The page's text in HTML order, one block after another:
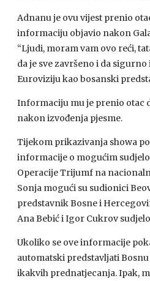
Adnanu je ovu vijest prenio
informaciju objavio nakon
“Ljudi, moram vam ovo reći,
da je sve završeno i da sigurno
Euroviziju kao bosanski
Informaciju mu je prenio otac
nakon izvođenja pjesme.
Tijekom prikazivanja showa
informacije o mogućim
Operacije Trijumf na
Sonja mogući su sudionici
predstavnik Bosne i
Ana Bebić i Igor Cukrov
Ukoliko se ove informacije
automatski predstavljati
ikakvih prednatjecanja. Ipak,